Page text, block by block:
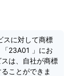
スに対して商標
23A01 」にお
は、自社が商標
ことができま